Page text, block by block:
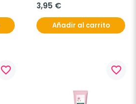
3,95 €
Añadir al carrito
favorite_border favorite_border